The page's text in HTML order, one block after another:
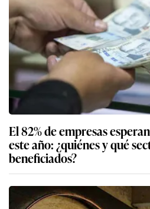
El 82% de empresas
este año: ¿quiénes y qué
beneficiados?